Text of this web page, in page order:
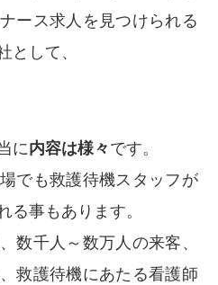
ース求人を見つけられる
として、
に内容は様々 です。
でも救護待機スタッフが
る事もあります。
数千人～数万人の来客、
救護待機にあたる看護師